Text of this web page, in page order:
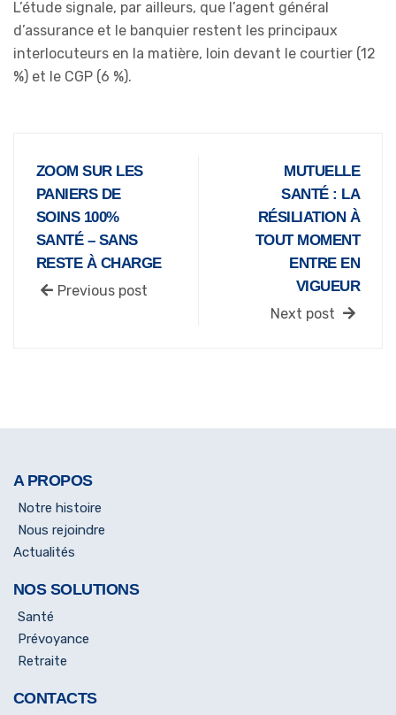
L’étude signale, par ailleurs, que l’agent général
d’assurance et le banquier restent les principaux
interlocuteurs en la matière, loin devant le courtier (12
%) et le CGP (6 %).
ZOOM SUR LES
PANIERS DE
SOINS 100%
SANTÉ – SANS
RESTE À CHARGE
Previous post
MUTUELLE
SANTÉ : LA
RÉSILIATION À
TOUT MOMENT
ENTRE EN
VIGUEUR
Next post
A PROPOS
Notre histoire
Nous rejoindre
Actualités
NOS SOLUTIONS
Santé
Prévoyance
Retraite
CONTACTS